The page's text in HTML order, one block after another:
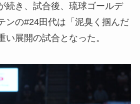
続き、試合後、琉球ゴールデ
ンの#24田代は「泥臭く掴んだ
い展開の試合となった。